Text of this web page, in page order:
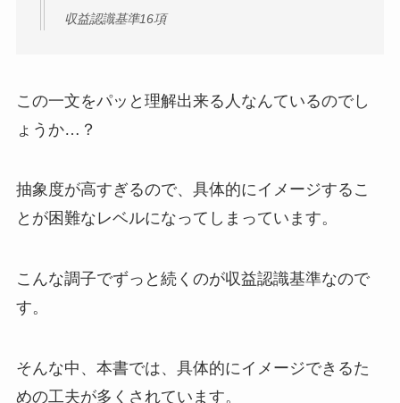
収益認識基準16項
この一文をパッと理解出来る人なんているのでし
ょうか…？
抽象度が高すぎるので、 具体的にイメージするこ
とが困難なレベルになってしまっています。
こんな調子でずっと続くのが収益認識基準なので
す。
そんな中、本書では、具体的にイメージできるた
めの工夫が多くされています。